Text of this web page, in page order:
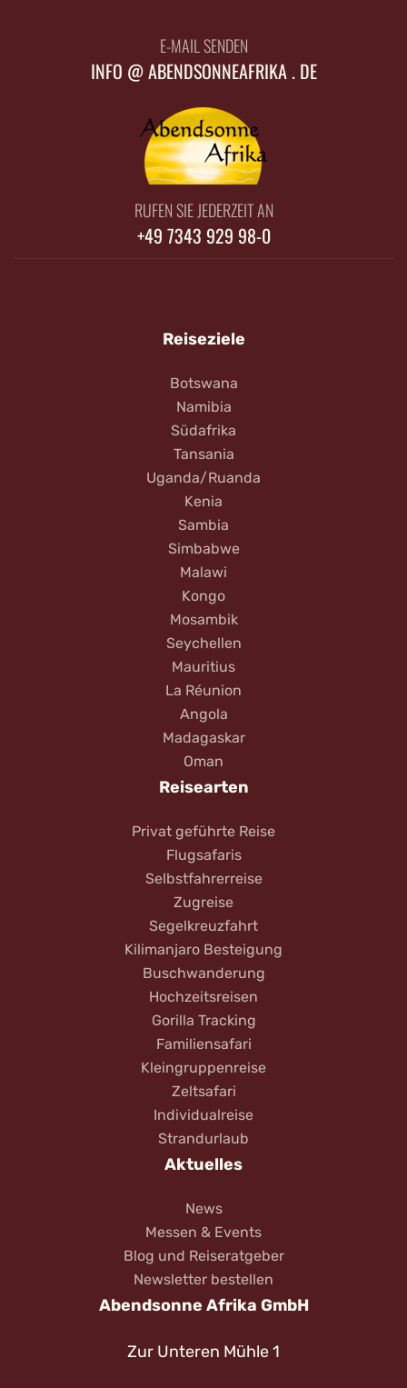
E-MAIL SENDEN
INFO @ ABENDSONNEAFRIKA . DE
RUFEN SIE JEDERZEIT AN
+49 7343 929 98-0
Reiseziele
Botswana
Namibia
Südafrika
Tansania
Uganda/Ruanda
Kenia
Sambia
Simbabwe
Malawi
Kongo
Mosambik
Seychellen
Mauritius
La Réunion
Angola
Madagaskar
Oman
Reisearten
Privat geführte Reise
Flugsafaris
Selbstfahrerreise
Zugreise
Segelkreuzfahrt
Kilimanjaro Besteigung
Buschwanderung
Hochzeitsreisen
Gorilla Tracking
Familiensafari
Kleingruppenreise
Zeltsafari
Individualreise
Strandurlaub
Aktuelles
News
Messen & Events
Blog und Reiseratgeber
Newsletter bestellen
Abendsonne Afrika GmbH
Zur Unteren Mühle 1